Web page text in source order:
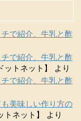
で紹介、牛乳と酢
で紹介、牛乳と酢
トネット】
より
で紹介、牛乳と酢
美味しい作り方の
ネット】
より